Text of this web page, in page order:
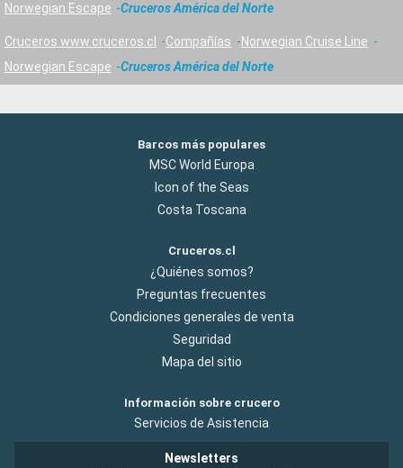
Norwegian Escape
Cruceros América del Norte
Cruceros www.cruceros.cl Compañías
Norwegian Cruise Line
Norwegian Escape
Cruceros América del Norte
Barcos más populares
MSC World Europa
Icon of the Seas
Costa Toscana
Cruceros.cl
¿Quiénes somos?
Preguntas frecuentes
Condiciones generales de venta
Seguridad
Mapa del sitio
Información sobre crucero
Servicios de Asistencia
Newsletters